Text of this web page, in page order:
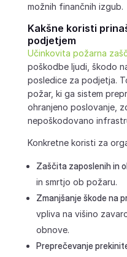
možnih finančnih izgub.
Kakšne koristi
podjetjem
Učinkovita požarna
poškodbe ljudi, škodo
posledice za podjetja.
požar, ki ga sistem
ohranjeno poslovanje,
nepoškodovano
Konkretne koristi za
Zaščita zaposlenih in
in smrtjo ob požaru.
Zmanjšanje škode na
vpliva na višino
obnove.
Preprečevanje